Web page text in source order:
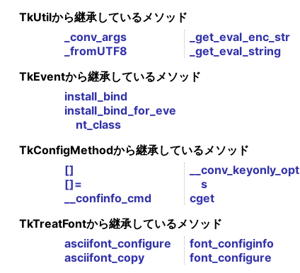
TkUtilから継承しているメソッド
_conv_args
_fromUTF8
_get_eval_enc_str
_get_eval_string
TkEventから継承しているメソッド
install_bind
install_bind_for_eve
nt_class
TkConfigMethodから継承しているメソッド
[]
[]=
__confinfo_cmd
__conv_keyonly_opt
s
cget
TkTreatFontから継承しているメソッド
asciifont_configure
asciifont_copy
font_configinfo
font_configure